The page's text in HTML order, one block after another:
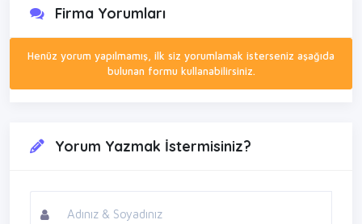
Firma Yorumları
Henüz yorum yapılmamış, ilk siz yorumlamak isterseniz aşağıda
bulunan formu kullanabilirsiniz.
Yorum Yazmak İstermisiniz?